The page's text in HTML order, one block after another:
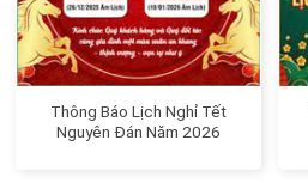
Thông Báo Lịch Nghỉ Tết
Nguyên Đán Năm 2026